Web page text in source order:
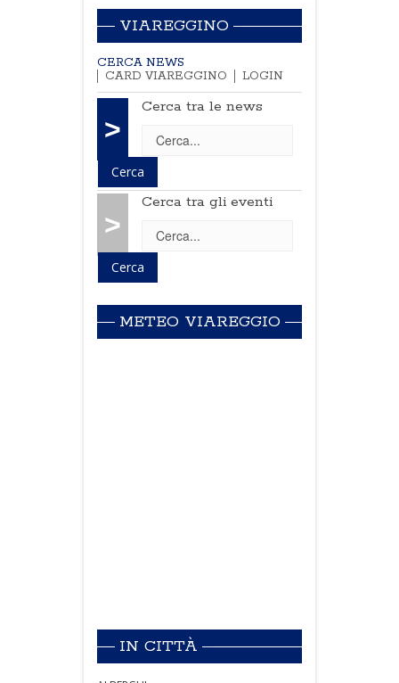
VIAREGGINO
CERCA NEWS
CARD VIAREGGINO
LOGIN
>
Cerca tra le news
>
Cerca tra gli eventi
METEO VIAREGGIO
IN CITTÀ